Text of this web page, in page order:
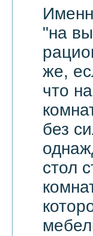
"на
же,
что
без
стол